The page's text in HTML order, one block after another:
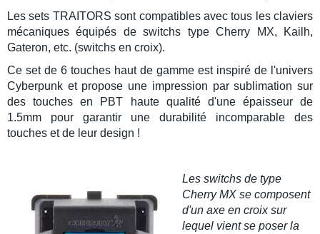
Les sets TRAITORS sont compatibles avec tous les claviers
mécaniques équipés deswitchs type Cherry MX, Kailh,
Gateron, etc. (switchs en croix).
Ce set de 6 touches haut de gamme est inspiré de l'univers
Cyberpunk et propose une impression par sublimation sur
destouches en PBT haute qualité d'une épaisseur de
1.5mm pour garantir une durabilité incomparable des
touches et de leur design !
Les switchs de type
Cherry MX se composent
d'un axe en croix sur
lequel vient se poser la